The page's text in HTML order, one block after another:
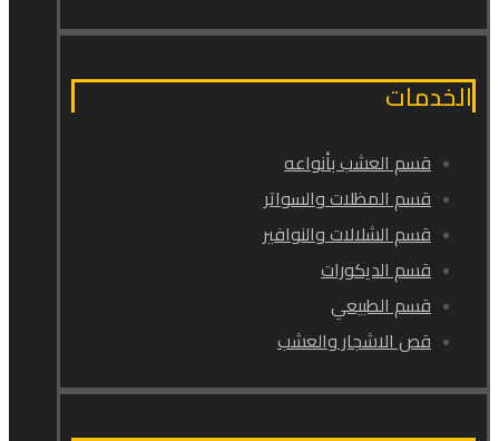
الخدمات
قسم العشب بأنواعه
قسم المظلات والسواتر
قسم الشلالات والنوافير
قسم الديكورات
قسم الطبيعي
قص الاشجار والعشب